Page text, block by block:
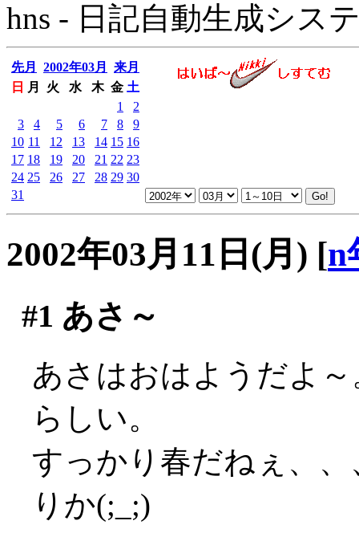
hns - 日記自動生成シス
先月 2002年03月
来月
日
月 火 水 木 金 土
1
2
3
4 5 6 7 8
9
10 11 12 13 14 15 16
17 18 19 20 21 22 23
24 25 26 27 28 29 30
31
2002年03月11日(月) [n
#1 あさ～
あさはおはようだよ
らしい。
すっかり春だねぇ、
りか(;_;)